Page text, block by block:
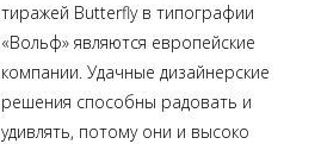
тиражей Butterfly в типографии
«Вольф» являются европейские
компании. Удачные дизайнерские
решения способны радовать и
удивлять, потому они и высоко